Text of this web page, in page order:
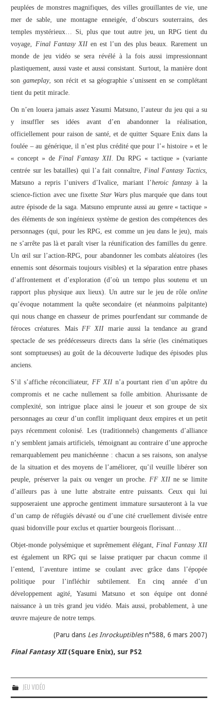
peuplées de monstres magnifiques, des villes grouillantes de vie, une
mer de sable, une montagne enneigée, d’obscurs souterrains, des
temples mystérieux… Si, plus que tout autre jeu, un RPG tient du
voyage, Final Fantasy XII en est l’un des plus beaux. Rarement un
monde de jeu vidéo se sera révélé à la fois aussi impressionnant
plastiquement, aussi vaste et aussi consistant. Surtout, la manière dont
songameplay, son récit et sa géographie s’unissent en se complétant
tient du petit miracle.
On n’en louera jamais assez Yasumi Matsuno, l’auteur du jeu qui a su
y insuffler ses idées avant d’en abandonner la réalisation,
officiellement pour raison de santé, et de quitter Square Enix dans la
foulée – au générique, il n’est plus crédité que pour l’« histoire » et le
« concept » de Final Fantasy XII. Du RPG « tactique » (variante
centrée sur les batailles) qui l’a fait connaître, Final Fantasy Tactics,
Matsuno a repris l’univers d’Ivalice, mariant l’heroic fantasyà la
science-fiction avec une fixette Star Wars plus marquée que dans tout
autre épisode de la saga. Matsuno emprunte aussi au genre « tactique »
des éléments de son ingénieux système de gestion des compétences des
personnages (qui, pour les RPG, est comme un jeu dans le jeu), mais
ne s’arrête pas là et paraît viser la réunification des familles du genre.
Un œil sur l’action-RPG, pour abandonner les combats aléatoires (les
ennemis sont désormais toujours visibles) et la séparation entre phases
d’affrontement et d’exploration (d’où un tempo plus soutenu et un
rapport plus physique aux lieux). Un autre sur le jeu de rôle online
qu’évoque notamment la quête secondaire (et néanmoins palpitante)
qui nous change en chasseur de primes pourfendant sur commande de
féroces créatures. MaisFF XII marie aussi la tendance au grand
spectacle de ses prédécesseurs directs dans la série (les cinématiques
sont somptueuses) au goût de la découverte ludique des épisodes plus
anciens.
S’il s’affiche réconciliateur, FF XII n’a pourtant rien d’un apôtre du
compromis et ne cache nullement sa folle ambition. Ahurissante de
complexité, son intrigue place ainsi le joueur et son groupe de six
personnages au cœur d’un conflit impliquant deux empires et un petit
pays récemment colonisé. Les (traditionnels) changements d’alliance
n’y semblent jamais artificiels, témoignant au contraire d’une approche
remarquablement peu manichéenne : chacun a ses raisons, son analyse
de la situation et des moyens de l’améliorer, qu’il veuille libérer son
peuple, préserver la paix ou venger un proche. FF XII ne se limite
d’ailleurs pas à une lutte abstraite entre puissants. Ceux qui lui
supposeraient une approche gentiment immature sursauteront à la vue
d’un camp de réfugiés dévasté ou d’une cité cruellement divisée entre
quasi bidonville pour exclus et quartier bourgeois florissant…
Objet-monde polysémique et suprêmement élégant, Final Fantasy XII
est également un RPG qui se laisse pratiquer par chacun comme il
l’entend, l’aventure intime se coulant avec grâce dans l’épopée
politique pour l’infléchir subtilement. En cinq année d’un
développement agité, Yasumi Matsuno et son équipe ont donné
naissance à un très grand jeu vidéo. Mais aussi, probablement, à une
œuvre majeure de notre temps.
(Paru dans Les Inrockuptiblesn°588, 6 mars 2007)
Final Fantasy XII(Square Enix), sur PS2
JEU VIDÉO